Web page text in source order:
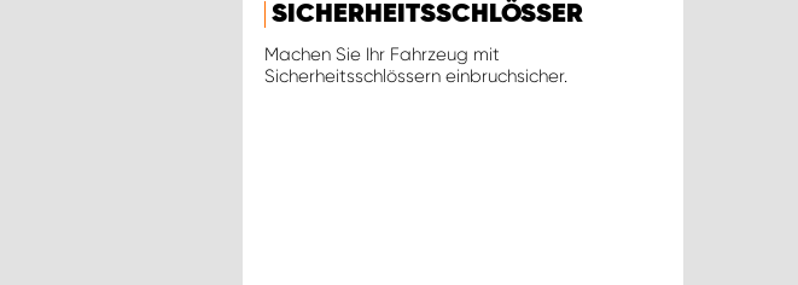
SICHERHEITSSCHLÖSSER
Machen Sie Ihr Fahrzeug mit
Sicherheitsschlössern einbruchsicher.